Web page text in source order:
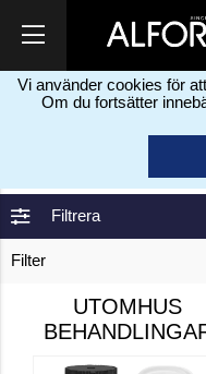
Vi använder cookies för
Om du fortsätter
Filtrera
Filter
UTOMHUS